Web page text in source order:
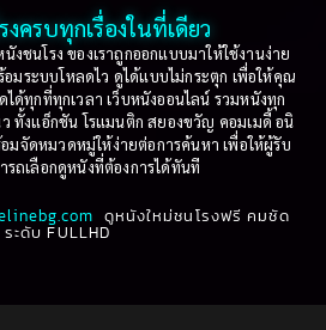
on Novel(16)
(1)
(3)
ชีวประวัติ (61)
2000
1998
1996
1994
1992
1990
ครบทุกเรื่องในที่เดียว
ชนโรง ของเราถูกออกแบบมาให้ใช้งานง่าย
มระบบโหลดไว ดูได้แบบไม่กระตุก เพื่อให้คุณ
ได้ทุกที่ทุกเวลา เว็บหนังออนไลน์ รวมหนังทุก
ทั้งแอ็กชัน โรแมนติก สยองขวัญ คอมเมดี้ อนิ
มจัดหมวดหมู่ให้ง่ายต่อการค้นหา เพื่อให้ผู้รับ
ถเลือกดูหนังที่ต้องการได้ทันที
ดูหนังใหม่ชนโรงฟรี คมชัด
ระดับ FULLHD